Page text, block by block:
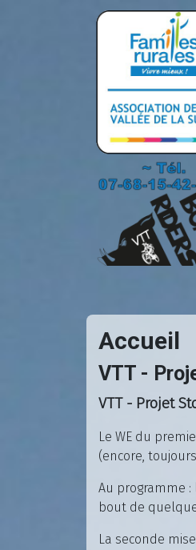
Accueil
VTT -
VTT - Projet
Le WE du
(encore,
Au programme :
bout de
La seconde